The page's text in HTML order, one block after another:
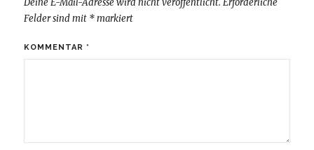
Deine E-Mail-Adresse wird nicht veröffentlicht. Erforderliche
Felder sind mit *markiert
KOMMENTAR *